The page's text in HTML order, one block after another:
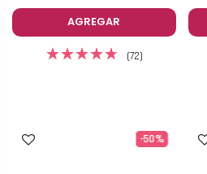
AGREGAR
(72)
-50%